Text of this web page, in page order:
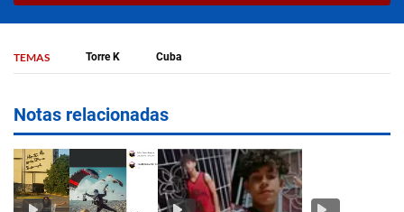
TEMAS Torre K Cuba
Notas relacionadas